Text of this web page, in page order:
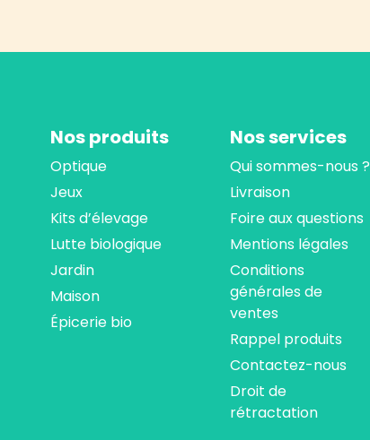
Nos produits
Optique
Jeux
Kits d’élevage
Lutte biologique
Jardin
Maison
Épicerie bio
Nos services
Qui sommes-nous ?
Livraison
Foire aux questions
Mentions légales
Conditions
générales de
ventes
Rappel produits
Contactez-nous
Droit de
rétractation